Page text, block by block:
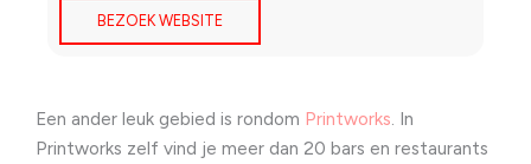
BEZOEK WEBSITE
Een ander leuk gebied is rondom Printworks. In
Printworks zelf vind je meer dan 20 bars en restaurants